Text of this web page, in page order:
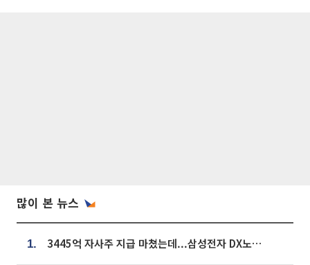
많이 본 뉴스
1. 3445억 자사주 지급 마쳤는데...삼성전자 DX노조, 뒤늦은 '떼쓰기 집회'